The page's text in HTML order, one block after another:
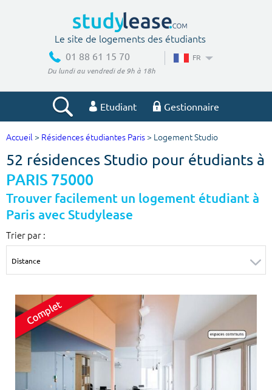
Le site de logements des étudiants
01 88 61 15 70
Du lundi au vendredi de 9h à 18h
FR
Etudiant Gestionnaire
Votre recherche
Ville, école
Type de location
Accueil > Résidences étudiantes Paris > Logement Studio
52 résidences Studio pour étudiants à
PARIS 75000
Trouver facilement un logement étudiant à
Paris avec Studylease
Trier par :